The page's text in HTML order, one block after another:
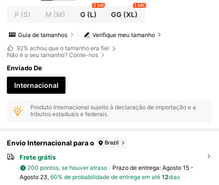
P (S) M (M) G (L)
1 left
GG (XL)
1 left
Verifique meu tamanho
Guia de tamanhos
92% achou que o tamanho era fiel
Não é o seu tamanho? Conte-nos
Enviado De
Internacional
Produto Internacional sujeito à declaração de importação e a
tributos estaduais e federais.
Envio Internacional para o Brazil
Frete grátis
200 pontos, se houver atraso Prazo de entrega: Agosto 15 -
Agosto 23, 60% de probabilidade de entrega em até 12dias